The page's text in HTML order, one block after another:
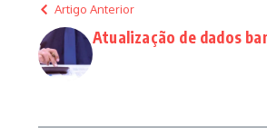
Artigo Anterior
Atualização de dados